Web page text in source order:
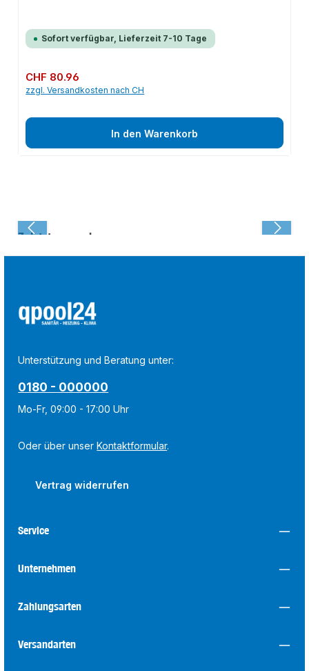
Sofort verfügbar, Lieferzeit 7-10 Tage
Regulärer Preis:
CHF 80.96
zzgl. Versandkosten nach CH
In den Warenkorb
Zuletzt angesehen:
Unterstützung und Beratung unter:
0180 - 000000
Mo-Fr, 09:00 - 17:00 Uhr
Oder über unser Kontaktformular.
Vertrag widerrufen
Service
Unternehmen
Zahlungsarten
Versandarten